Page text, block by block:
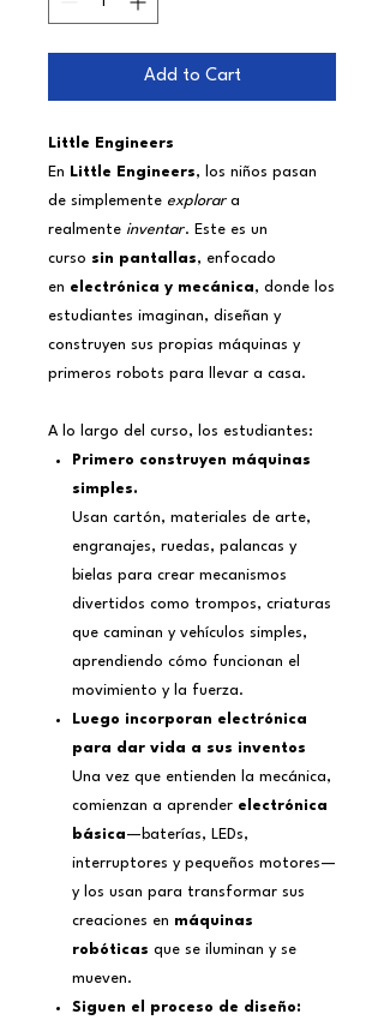
Add to Cart
Little Engineers
En
Little Engineers, los niños pasan
de simplemente explorara
realmente inventar. Este es un
curso sin pantallas, enfocado
en electrónica y mecánica, donde los
estudiantes imaginan, diseñan y
construyen sus propias máquinas y
primeros robots para llevar a casa.
A lo largo del curso, los estudiantes:
Primero construyen máquinas
simples.
Usan cartón, materiales de arte,
engranajes, ruedas, palancas y
bielas para crear mecanismos
divertidos como trompos, criaturas
que caminan y vehículos simples,
aprendiendo cómo funcionan el
movimiento y la fuerza.
Luego incorporan electrónica
para dar vida a sus inventos
Una vez que entienden la mecánica,
comienzan a aprender electrónica
básica—baterías, LEDs,
interruptores y pequeños motores—
y los usan para transformar sus
creaciones en máquinas
robóticas que se iluminan y se
mueven.
Siguen el proceso de diseño: